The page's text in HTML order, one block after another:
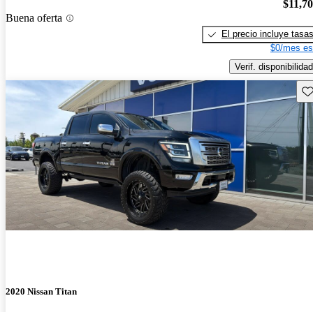
Buena oferta
El precio incluye tasas
$0/mes
Verif. disponibilidad
2020 Nissan Titan